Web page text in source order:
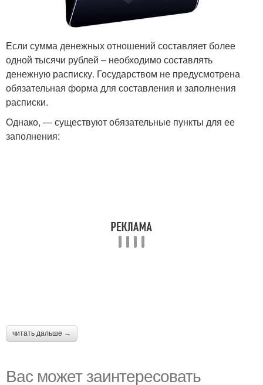
Если сумма денежных отношений составляет более
одной тысячи рублей – необходимо составлять
денежную расписку. Государством не предусмотрена
обязательная форма для составления и заполнения
расписки.
Однако, — существуют обязательные пункты для ее
заполнения:
читать дальше →
Вас может заинтересовать